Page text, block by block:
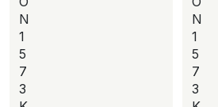
N
1
5
7
3
N
1
5
7
3